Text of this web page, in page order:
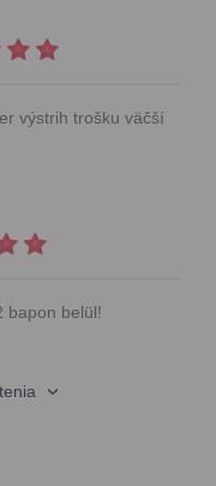
výstrih trošku väčší
bapon belül!